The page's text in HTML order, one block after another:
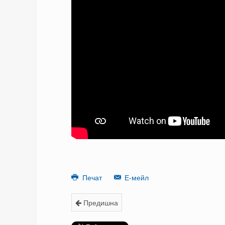
Печат Е-мейл
Предишна